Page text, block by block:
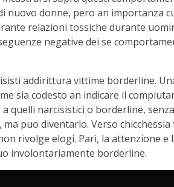
nuovo donne, pero an
relazioni tossiche durante
negative dei se
addirittura vittime borderline.
sia codesto an indicare il
narcisistici o borderline,
puo diventarlo. Verso
rivolge elogi. Pari, la attenzione
involontariamente borderline.